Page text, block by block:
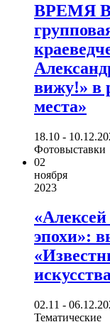
ВРЕМЯ В
вижу!» в
места»
18.10 -
Фотовыставки
02
ноября
2023
эпохи»:
02.11 -
Тематические